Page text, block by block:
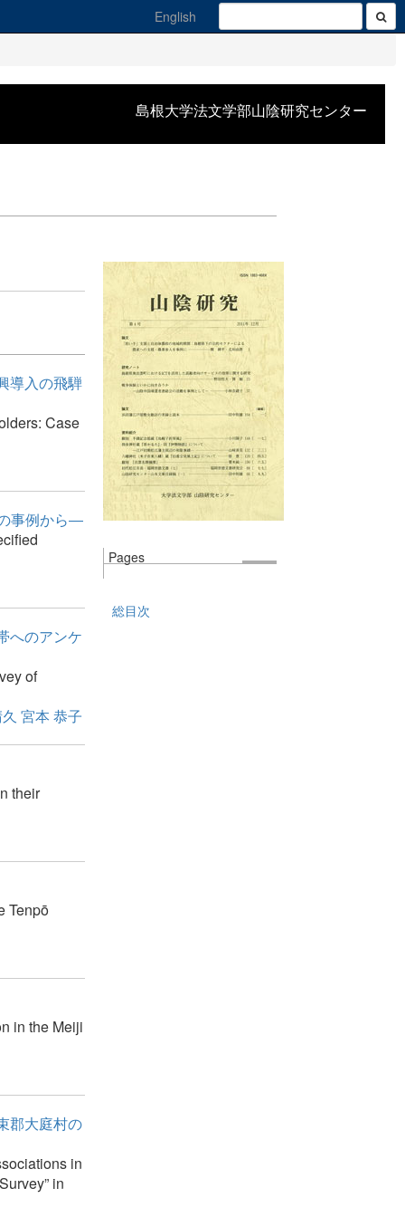
English
島根大学法文学部山陰研究センター
導入の飛騨
Case
事例から―
へのアンケ
of
宮本 恭子
their
Tenpō
in the Meiji
郡大庭村の
in
in
Pages
総目次